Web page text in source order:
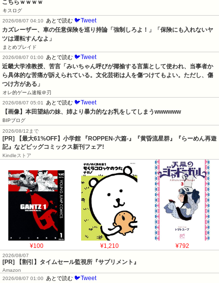
こちらｗｗｗｗ
キスログ
2026/08/07 04:10
あとで読む 🐦Tweet
カズレーザー、車の任意保険を巡り持論「強制しろよ！」「保険にも入れないヤ
ツは運転すんなよ」
まとめブレイド
2026/08/07 01:00
あとで読む 🐦Tweet
近畿大学准教授、苦言「みいちゃん呼びが揶揄する言葉として使われ、当事者か
ら具体的な苦痛が訴えられている。文化芸術は人を傷つけてもよい。ただし、傷
つけ方がある」
オレ的ゲーム速報＠刃
2026/08/07 05:01
あとで読む 🐦Tweet
【画像】本田望結の妹、姉より暴力的なお乳をしてしまうwwwwww
BIPブログ
2026/08/12まで
[PR] 【最大61%OFF】小学館 『ROPPEN-六篇-』『黄昏流星群』『らーめん再遊
記』などビッグコミックス新刊フェア!
Kindleストア
¥100 ¥1,210 ¥792
2026/08/07
[PR] 【割引】タイムセール監視所『サプリメント』
Amazon
2026/08/07 01:00
あとで読む 🐦Tweet